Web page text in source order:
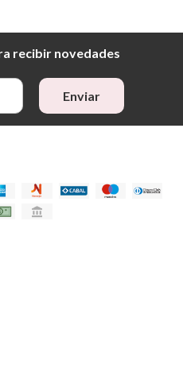
recibir novedades
Enviar